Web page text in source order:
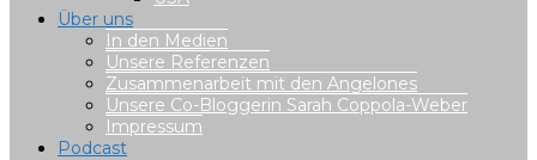
Über uns
In den Medien
Unsere Referenzen
Zusammenarbeit mit den Angelones
Unsere Co-Bloggerin Sarah Coppola-Weber
Impressum
Podcast